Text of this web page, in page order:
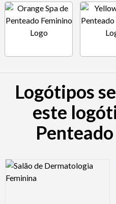
Logótipos
este
Logo Preview Image